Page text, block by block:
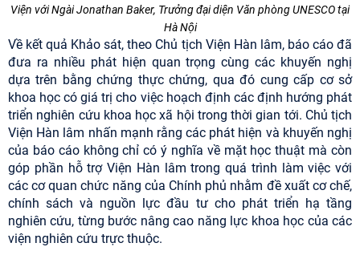
Viện với Ngài Jonathan Baker, Trưởng đại diện Văn phòng UNESCO tại
Hà Nội
Về kết quả Khảo sát, theo Chủ tịch Viện Hàn lâm, báo cáo đã
đưa ra nhiều phát hiện quan trọng cùng các khuyến nghị
dựa trên bằng chứng thực chứng, qua đó cung cấp cơ sở
khoa học có giá trị cho việc hoạch định các định hướng phát
triển nghiên cứu khoa học xã hội trong thời gian tới. Chủ tịch
Viện Hàn lâm nhấn mạnh rằng các phát hiện và khuyến nghị
của báo cáo không chỉ có ý nghĩa về mặt học thuật mà còn
góp phần hỗ trợ Viện Hàn lâm trong quá trình làm việc với
các cơ quan chức năng của Chính phủ nhằm đề xuất cơ chế,
chính sách và nguồn lực đầu tư cho phát triển hạ tầng
nghiên cứu, từng bước nâng cao năng lực khoa học của các
viện nghiên cứu trực thuộc.